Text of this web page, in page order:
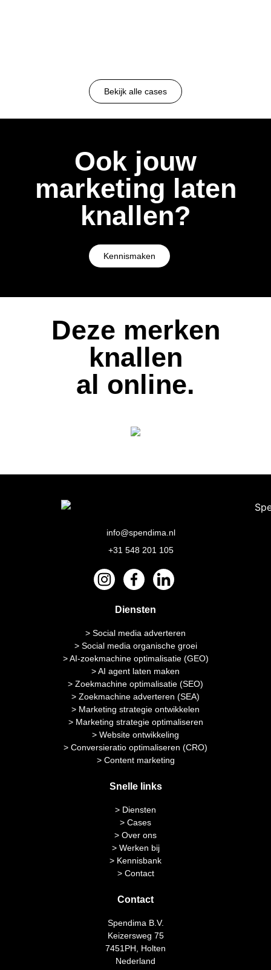
Bekijk alle cases
Ook jouw
marketing laten
knallen?
Kennismaken
Deze merken
knallen
al online.
info@spendima.nl
+31 548 201 105
Diensten
> Social media adverteren
> Social media organische groei
> AI-zoekmachine optimalisatie (GEO)
> AI agent laten maken
> Zoekmachine optimalisatie (SEO)
> Zoekmachine adverteren (SEA)
> Marketing strategie ontwikkelen
> Marketing strategie optimaliseren
> Website ontwikkeling
> Conversieratio optimaliseren (CRO)
> Content marketing
Snelle links
> Diensten
> Cases
> Over ons
> Werken bij
> Kennisbank
> Contact
Contact
Spendima B.V.
Keizersweg 75
7451PH, Holten
Nederland